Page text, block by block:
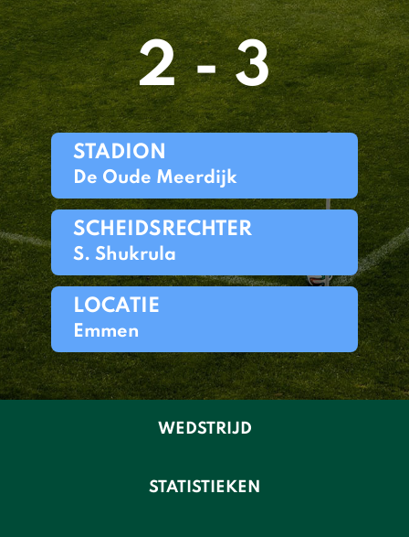
2 - 3
STADION
De Oude Meerdijk
SCHEIDSRECHTER
S. Shukrula
LOCATIE
Emmen
WEDSTRIJD
STATISTIEKEN